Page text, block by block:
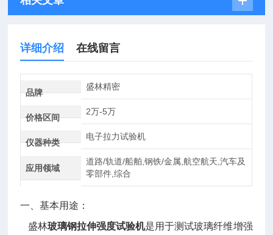
详细介绍 在线留言
品牌
盛林精密
价格区间
2万-5万
仪器种类
电子拉力试验机
应用领域
道路/轨道/船舶,钢铁/金属,航空航天,汽车及
零部件,综合
一、基本用途：
盛林玻璃钢拉伸强度试验机是用于测试玻璃纤维增强